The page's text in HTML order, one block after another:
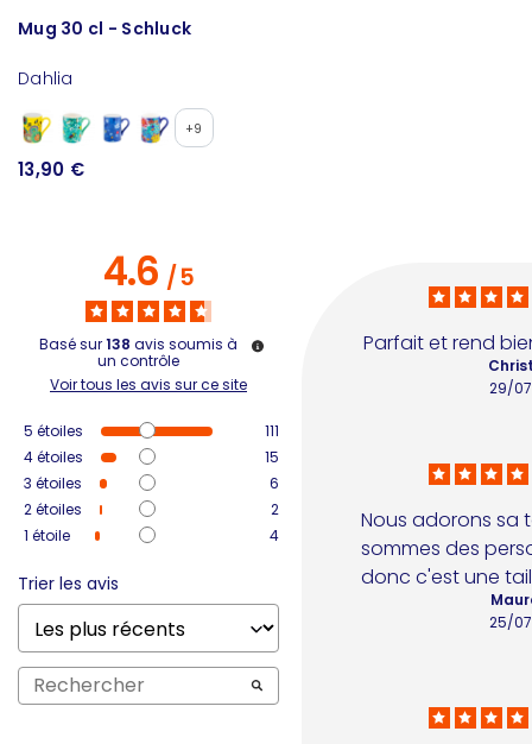
Mug 30 cl - Schluck
Dahlia
+9
13,90 €
4.6/5
Basé sur138 avis soumis à
un contrôle
Voir tous les avis sur ce site
5 étoiles
111
4étoiles
15
3 étoiles
6
2étoiles
2
1 étoile 4
Trier les avis
Parfait et rend
29/
Nous adorons sa
sommes des
donc c'est une
25/